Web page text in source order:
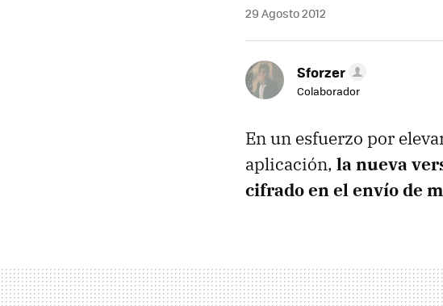
29 Agosto 2012
Sforzer
Colaborador
En un esfuerzo por
aplicación, la nueva
cifrado en el envío de